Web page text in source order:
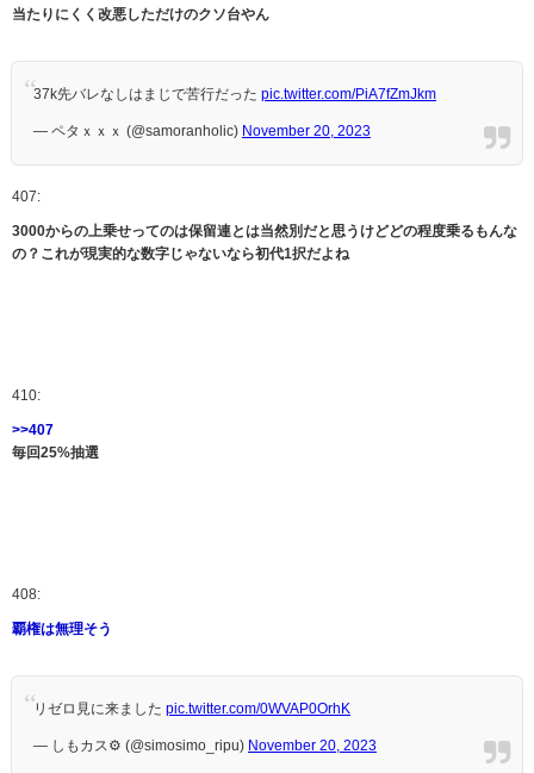
当たりにくく改悪しただけのクソ台やん
37k先バレなしはまじで苦行だった pic.twitter.com/PiA7fZmJkm
— ペタｘｘｘ (@samoranholic) November 20, 2023
407:
3000からの上乗せってのは保留連とは当然別だと思うけどどの程度乗るもんな
の？これが現実的な数字じゃないなら初代1択だよね
410:
>>407
毎回25%抽選
408:
覇権は無理そう
リゼロ見に来ました pic.twitter.com/0WVAP0OrhK
— しもカス⚙️ (@simosimo_ripu) November 20, 2023